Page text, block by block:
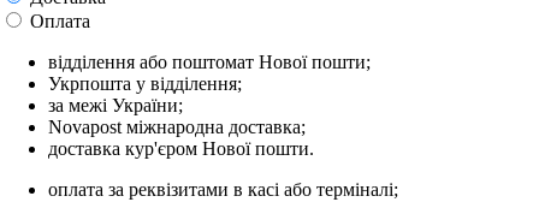
Оплата
відділення або поштомат Нової пошти;
Укрпошта у відділення;
за межі України;
Novapost міжнародна доставка;
доставка кур'єром Нової пошти.
оплата за реквізитами в касі або терміналі;